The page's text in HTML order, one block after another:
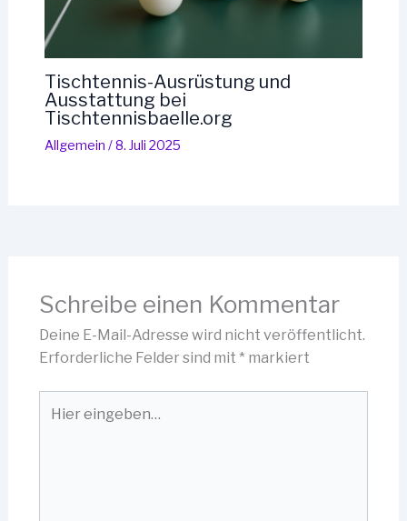
Tischtennis-Ausrüstung und
Ausstattung bei
Tischtennisbaelle.org
Allgemein /8. Juli 2025
Schreibe einen Kommentar
Deine E-Mail-Adresse wird nicht veröffentlicht.
Erforderliche Felder sind mit * markiert
eingeben…